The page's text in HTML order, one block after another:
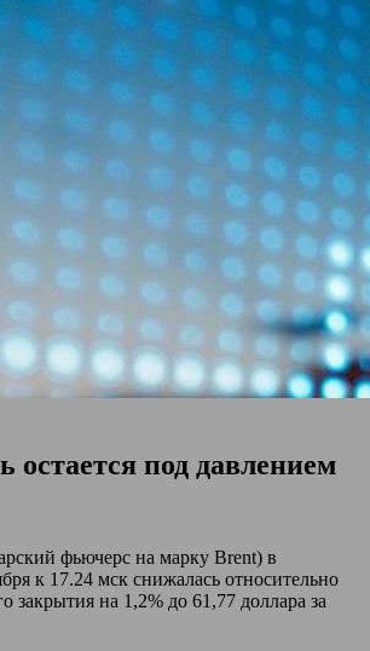
остается под давлением
фьючерс на марку Brent) в
к 17.24 мск снижалась относительно
закрытия на 1,2% до 61,77 доллара за